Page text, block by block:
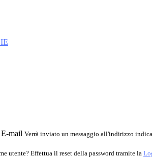
E-mail Verrà inviato un messaggio all'indirizzo
utente? Effettua il reset della password tramite la